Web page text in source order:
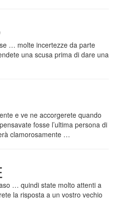
… molte incertezze da parte
una scusa prima di dare una
e ve ne accorgerete quando
fosse l’ultima persona di
clamorosamente …
… quindi state molto attenti a
la risposta a un vostro vechio